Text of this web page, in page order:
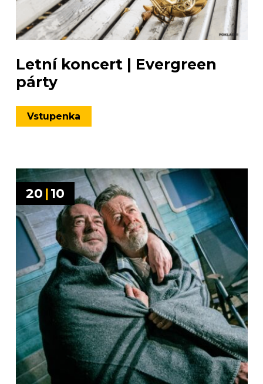
Letní koncert | Evergreen
párty
Vstupenka
20 |10